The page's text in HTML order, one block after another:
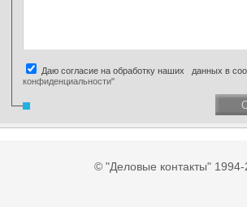
Даю согласие на обработку наших данных в
конфиденциальности"
© "Деловые контакты" 1994-